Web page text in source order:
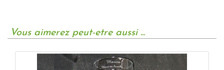
Vous aimerez peut-etre aussi ...